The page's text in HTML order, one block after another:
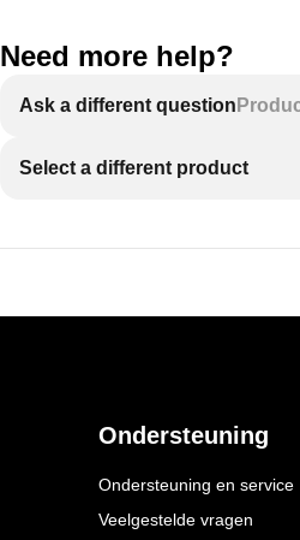
Need more help?
Ask a different question
Select a different product
Ondersteuning
Ondersteuning en service
Veelgestelde vragen